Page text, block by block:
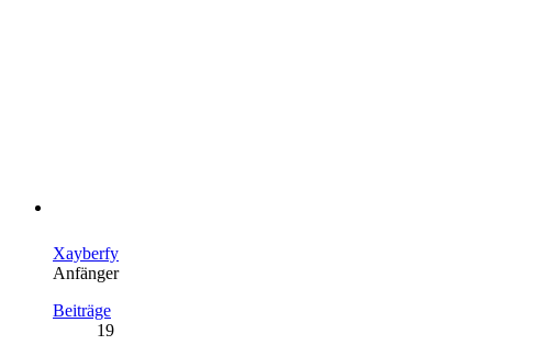
Xayberfy
Anfänger
Beiträge
19